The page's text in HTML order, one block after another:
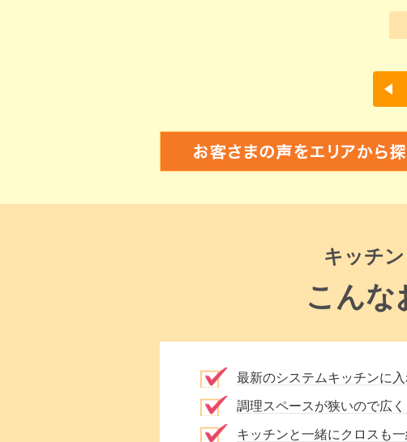
キッチ
こんな
最新のシステムキッチンに
調理スペースが狭いので広
キッチンと一緒にクロスも